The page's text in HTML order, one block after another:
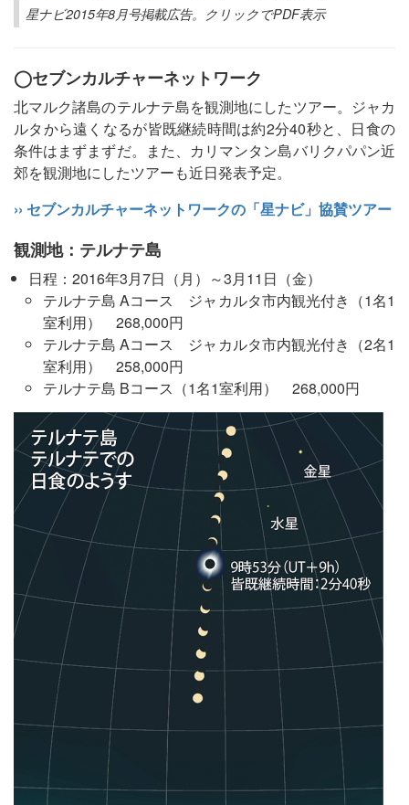
星ナビ2015年8月号掲載広告。クリックでPDF表示
◯セブンカルチャーネットワーク
北マルク諸島のテルナテ島を観測地にしたツアー。ジャカ
ルタから遠くなるが皆既継続時間は約2分40秒と、日食の
条件はまずまずだ。また、カリマンタン島バリクパパン近
郊を観測地にしたツアーも近日発表予定。
›› セブンカルチャーネットワークの「星ナビ」協賛ツアー
観測地：テルナテ島
日程：2016年3月7日（月）～3月11日（金）
テルナテ島 Aコース ジャカルタ市内観光付き（1名1
室利用） 268,000円
テルナテ島 Aコース ジャカルタ市内観光付き（2名1
室利用） 258,000円
テルナテ島 Bコース（1名1室利用） 268,000円